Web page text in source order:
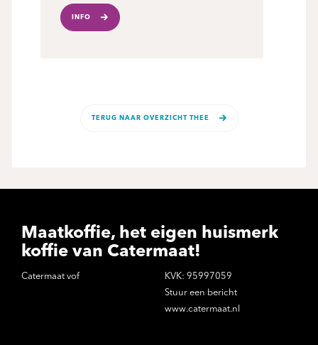
INFO
TERUG NAAR OVERZICHT THEE
Maatkoffie, het eigen huismerk
koffie van Catermaat!
Catermaat vof
KVK: 95997059
Stuur een bericht
www.catermaat.nl